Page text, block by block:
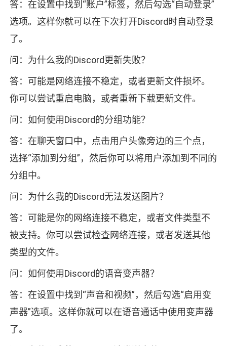
答：在设置中找到“账户”标签，然后勾选“自动登录”
选项。这样你就可以在下次打开Discord时自动登录
了。
问：为什么我的Discord更新失败？
答：可能是网络连接不稳定，或者更新文件损坏。
你可以尝试重启电脑，或者重新下载更新文件。
问：如何使用Discord的分组功能？
答：在聊天窗口中，点击用户头像旁边的三个点，
选择“添加到分组”，然后你可以将用户添加到不同的
分组中。
问：为什么我的Discord无法发送图片？
答：可能是你的网络连接不稳定，或者文件类型不
被支持。你可以尝试检查网络连接，或者发送其他
类型的文件。
问：如何使用Discord的语音变声器？
答：在设置中找到“声音和视频”，然后勾选“启用变
声器”选项。这样你就可以在语音通话中使用变声器
了。